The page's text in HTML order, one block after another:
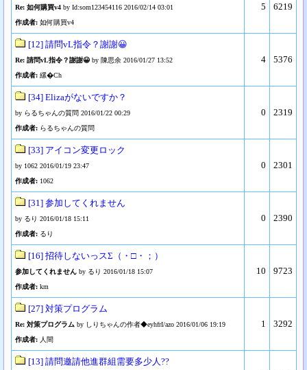
Re: 如何購買v4by Id:som123454116 2016/02/14 03:01
作成者:如何購買v4
5 6219
[12] 請問vL指令？謝謝😀
Re: 請問vL指令？謝謝😀by 陳思余 2016/01/27 13:52
作成者:縲�Ch
4 5376
[34] Elizaがないですか？
by らるちゃんの質問 2016/01/22 00:29
作成者:らるちゃんの質問
0 2319
[33] アイコン変更ロック
by 1062 2016/01/19 23:47
作成者:1062
0 2301
[31] 参加してくれません
by るり 2016/01/18 15:11
作成者:るり
0 2390
[16] 招待しないっスΣ（・□・；）
参加してくれませんby るり 2016/01/18 15:07
作成者:km
10 9723
[27] 対策プログラム
Re: 対策プログラム by しりちゃんの作者◆eyhfrI/azo 2016/01/06 19:19
作成者:人間
1 3292
[13] 請問邀請他進群組需要多少人??